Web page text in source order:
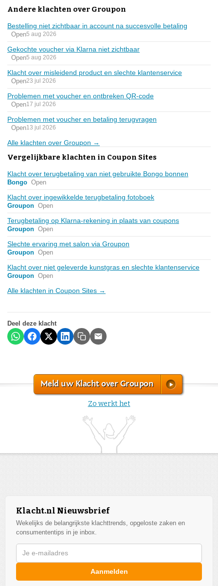
Andere klachten over Groupon
Bestelling niet zichtbaar in account na succesvolle betaling
Open5 aug 2026
Gekochte voucher via Klarna niet zichtbaar
Open5 aug 2026
Klacht over misleidend product en slechte klantenservice
Open23 jul 2026
Problemen met voucher en ontbreken QR-code
Open17 jul 2026
Problemen met voucher en betaling terugvragen
Open13 jul 2026
Alle klachten over Groupon →
Vergelijkbare klachten in Coupon Sites
Klacht over terugbetaling van niet gebruikte Bongo bonnen
Bongo Open
Klacht over ingewikkelde terugbetaling fotoboek
Groupon Open
Terugbetaling op Klarna-rekening in plaats van coupons
Groupon Open
Slechte ervaring met salon via Groupon
Groupon Open
Klacht over niet geleverde kunstgras en slechte klantenservice
Groupon Open
Alle klachten in Coupon Sites →
Deel deze klacht
Meld uw Klacht over Groupon
Zo werkt het
Klacht.nl Nieuwsbrief
Wekelijks de belangrijkste klachttrends, opgeloste zaken en
consumententips in je inbox.
Aanmelden